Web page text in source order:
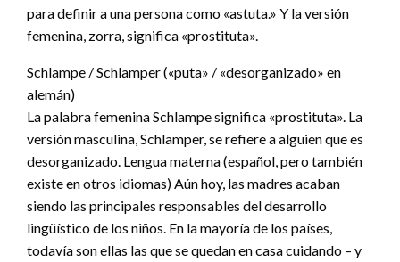
para definir a una persona como «astuta.» Y la versión
femenina, zorra, significa «prostituta».
Schlampe / Schlamper («puta» / «desorganizado» en
alemán)
La palabra femenina Schlampe significa «prostituta». La
versión masculina, Schlamper, se refiere a alguien que es
desorganizado. Lengua materna (español, pero también
existe en otros idiomas) Aún hoy, las madres acaban
siendo las principales responsables del desarrollo
lingüístico de los niños. En la mayoría de los países,
todavía son ellas las que se quedan en casa cuidando – y